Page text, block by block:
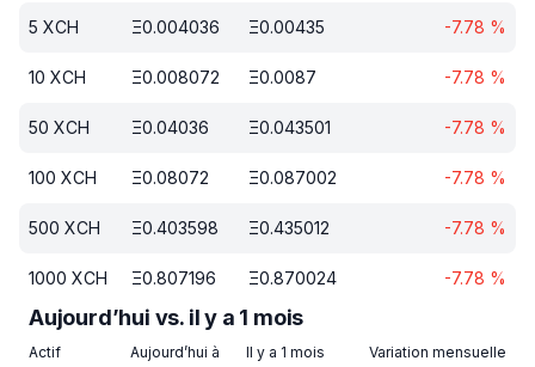
5 XCH Ξ0.004036 Ξ0.00435 -7.78 %
10 XCH Ξ0.008072 Ξ0.0087 -7.78 %
50 XCH Ξ0.04036 Ξ0.043501 -7.78 %
100 XCH Ξ0.08072 Ξ0.087002 -7.78 %
500 XCH Ξ0.403598 Ξ0.435012 -7.78 %
1000 XCH Ξ0.807196 Ξ0.870024 -7.78 %
Aujourd’hui vs. il y a 1 mois
Actif Aujourd’hui à Il y a 1 mois Variation mensuelle